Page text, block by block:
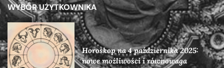
WYBÓR UŻYTKOWNIKA
Horoskop na 4 października 2025:
nowe możliwości i równowaga